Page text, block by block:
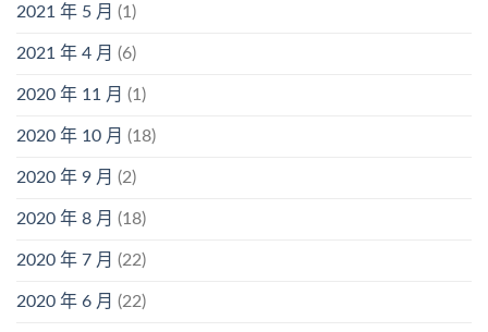
2021 年 5 月 (1)
2021 年 4 月 (6)
2020 年 11 月 (1)
2020 年 10 月 (18)
2020 年 9 月 (2)
2020 年 8 月 (18)
2020 年 7 月 (22)
2020 年 6 月 (22)